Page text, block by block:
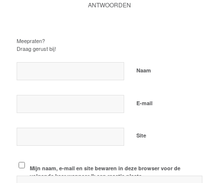
ANTWOORDEN
Meepraten?
Draag gerust bij!
Naam
E-mail
Site
Mijn naam, e-mail en site bewaren in deze browser voor de
volgende keer wanneer ik een reactie plaats.